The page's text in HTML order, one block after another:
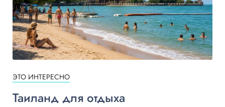
ЭТО ИНТЕРЕСНО
Таиланд для отдыха